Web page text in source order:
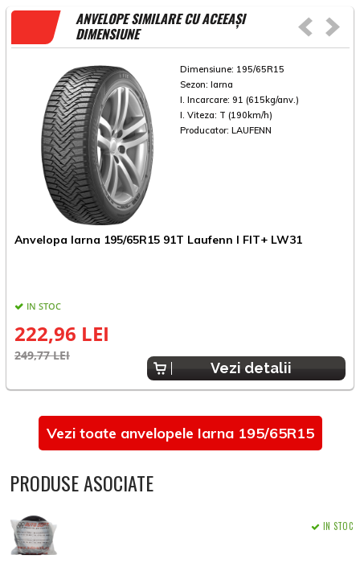
ANVELOPE SIMILARE CU ACEEAȘI
DIMENSIUNE
Dimensiune: 195/65R15
Sezon: Iarna
I. Incarcare: 91 (615kg/anv.)
I. Viteza: T (190km/h)
Producator: LAUFENN
Anvelopa Iarna 195/65R15 91T Laufenn I FIT+ LW31
IN STOC
222,96 LEI
249,77 LEI
Vezi detalii
Vezi toate anvelopele Iarna 195/65R15
PRODUSE ASOCIATE
IN STOC